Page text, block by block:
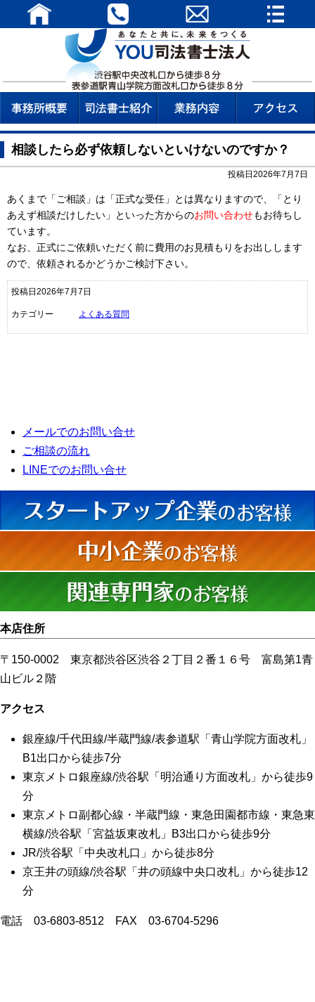
相談したら必ず依頼しないといけないのですか？
投稿日2026年7月7日
あくまで「ご相談」は「正式な受任」とは異なりますので、「とり
あえず相談だけしたい」といった方からのお問い合わせもお待ちし
ています。
なお、正式にご依頼いただく前に費用のお見積もりをお出しします
ので、依頼されるかどうかご検討下さい。
投稿日2026年7月7日
カテゴリー よくある質問
メールでのお問い合せ
ご相談の流れ
LINEでのお問い合せ
本店住所
〒150-0002 東京都渋谷区渋谷２丁目２番１６号 富島第1青
山ビル２階
アクセス
銀座線/千代田線/半蔵門線/表参道駅「青山学院方面改札」
B1出口から徒歩7分
東京メトロ銀座線/渋谷駅「明治通り方面改札」から徒歩9
分
東京メトロ副都心線・半蔵門線・東急田園都市線・東急東
横線/渋谷駅「宮益坂東改札」B3出口から徒歩9分
JR/渋谷駅「中央改札口」から徒歩8分
京王井の頭線/渋谷駅「井の頭線中央口改札」から徒歩12
分
電話 03-6803-8512 FAX 03-6704-5296